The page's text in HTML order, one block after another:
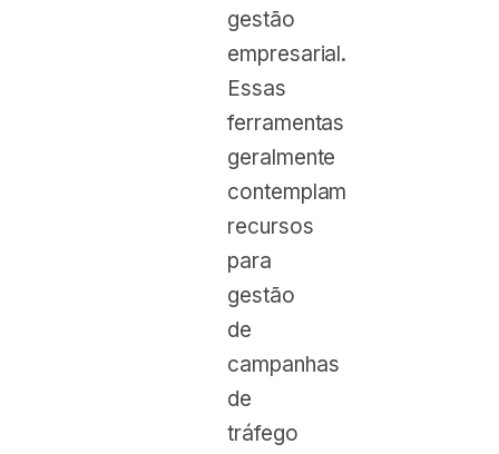
gestão
empresarial.
Essas
ferramentas
geralmente
contemplam
recursos
para
gestão
de
campanhas
de
tráfego